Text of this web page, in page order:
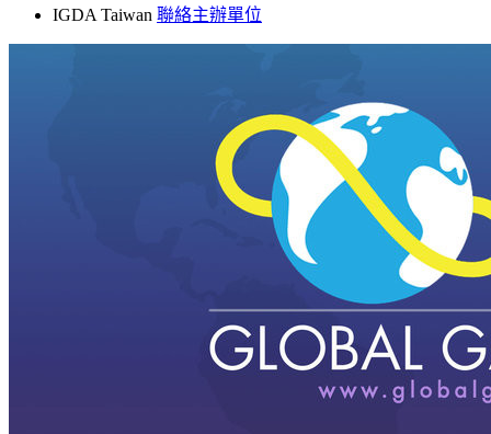
IGDA Taiwan 聯絡主辦單位